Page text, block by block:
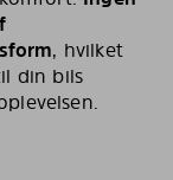
, hvilket
din bils